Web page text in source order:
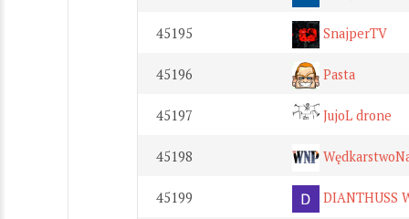
45195 SnajperTV
45196 Pasta
45197 JujoL drone
45198
45199 DIANTHUSS